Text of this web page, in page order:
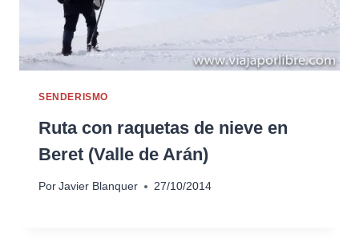
SENDERISMO
Ruta con raquetas de nieve en
Beret (Valle de Arán)
Por Javier Blanquer 27/10/2014